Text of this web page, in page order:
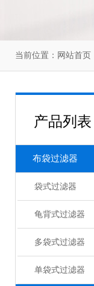
当前位置： 网站首页
产品列表
布袋过滤器
袋式过滤器
龟背式过滤器
多袋式过滤器
单袋式过滤器